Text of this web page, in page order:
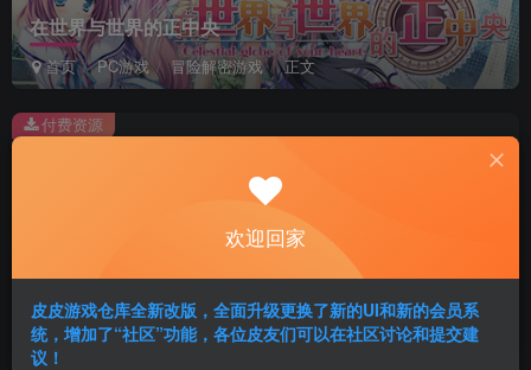
在世界与世界的正中央
首页 PC游戏 冒险解密游戏 正文
此内容为付费资源，请付费后查看
2积分
黄金会员免费 超级会员免费
登录购买
付费资源
欢迎回家
皮皮游戏仓库全新改版，全面升级更换了新的UI和新的会员系
统，增加了“社区”功能，各位皮友们可以在社区讨论和提交建
议！